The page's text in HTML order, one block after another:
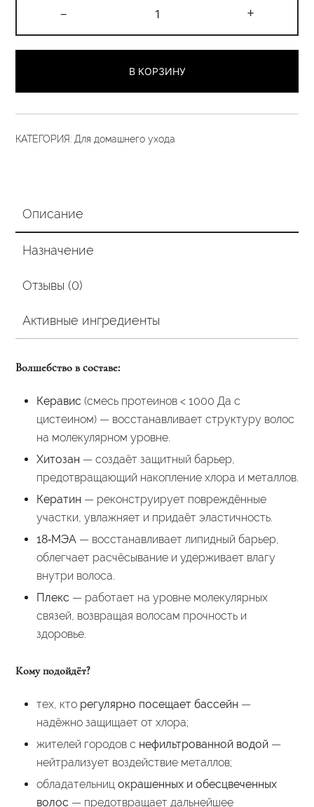
-
товара
Экспресс-
4
«Защита
от
+
В КОРЗИНУ
КАТЕГОРИЯ: Для домашнего ухода
Описание
Назначение
Отзывы (0)
Активные ингредиенты
Волшебство в составе:
Керавис (смесь протеинов < 1000 Да с
цистеином) — восстанавливает структуру волос
на молекулярном уровне.
Хитозан — создаёт защитный барьер,
предотвращающий накопление хлора и металлов.
Кератин — реконструирует повреждённые
участки, увлажняет и придаёт эластичность.
18‑МЭА— восстанавливает липидный барьер,
облегчает расчёсывание и удерживает влагу
внутри волоса.
Плекс — работает на уровне молекулярных
связей, возвращая волосам прочность и
здоровье.
Кому подойдёт?
тех, кто регулярно посещает бассейн —
надёжно защищает от хлора;
жителей городов с нефильтрованной водой—
нейтрализует воздействие металлов;
обладательниц окрашенных и обесцвеченных
волос — предотвращает дальнейшее